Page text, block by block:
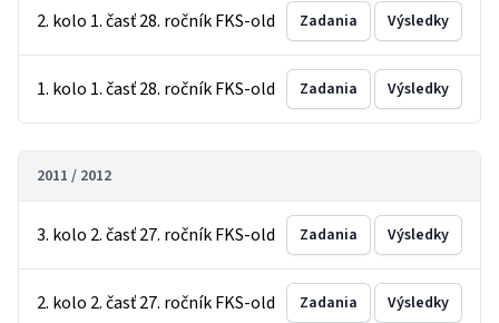
2. kolo 1. časť 28. ročník FKS-old Zadania Výsledky
1. kolo 1. časť 28. ročník FKS-old Zadania Výsledky
2011 / 2012
3. kolo 2. časť 27. ročník FKS-old Zadania Výsledky
2. kolo 2. časť 27. ročník FKS-old Zadania Výsledky